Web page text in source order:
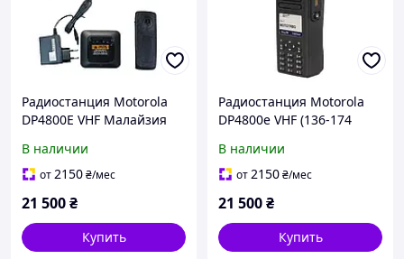
Радиостанция Motorola
DP4800E VHF Малайзия
В наличии
от2150₴/мес
21 500₴
Купить
Радиостанция Motorola
DP4800e VHF (136-174
AES256, портативная
рация Motorola
Перевірений перед
В наличии
от2150₴/мес
21 500₴
Купить